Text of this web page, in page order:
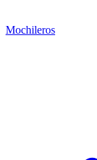
Mochileros